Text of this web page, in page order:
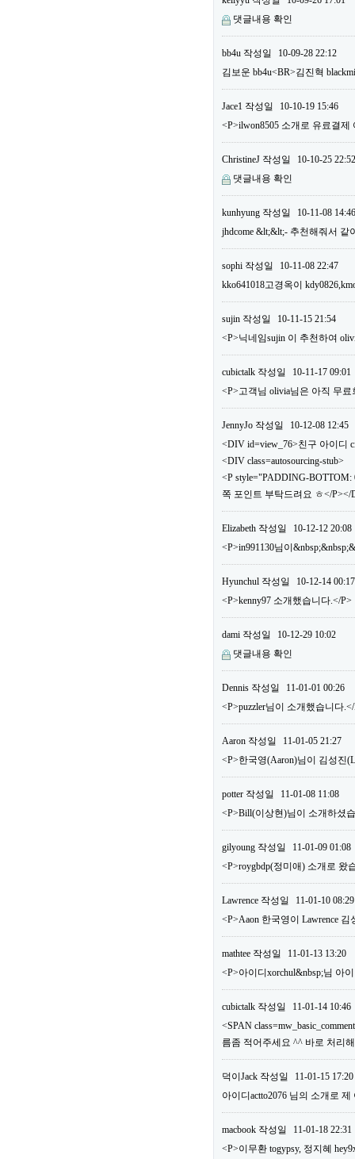
댓글내용 확인
bb4u 작성일
10-09-28 22:12
김보운 bb4u<BR>김진혁
Jace1 작성일
10-10-19 15:46
<P>ilwon8505 소개로 유료결
ChristineJ 작성일
10-10-25 22:52
댓글내용 확인
kunhyung 작성일
10-11-08 14:46
jhdcome &lt;&lt;- 추천해줘서
sophi 작성일
10-11-08 22:47
kko641018고경옥이
sujin 작성일
10-11-15 21:54
<P>닉네임sujin 이 추천하여
cubictalk 작성일
10-11-17 09:01
<P>고객님 olivia님은 아직 무
JennyJo 작성일
10-12-08 12:45
<DIV id=view_76>친구 아이디
<DIV class=autosourcing-stub>
<P style="PADDING-
쪽 포인트 부탁드려요 ㅎ</
Elizabeth 작성일
10-12-12 20:08
<P>in991130님이
Hyunchul 작성일
10-12-14 00:17
<P>kenny97 소개했습니다.</P>
dami 작성일
10-12-29 10:02
댓글내용 확인
Dennis 작성일
11-01-01 00:26
<P>puzzler님이 소개했습니다
Aaron 작성일
11-01-05 21:27
<P>한국영(Aaron)님이 김성진
potter 작성일
11-01-08 11:08
<P>Bill(이상현)님이 소개하셨
gilyoung 작성일
11-01-09 01:08
<P>roygbdp(정미애) 소개로 왔
Lawrence 작성일
11-01-10 08:29
<P>Aaon 한국영이 Lawrence
mathtee 작성일
11-01-13 13:20
<P>아이디xorchul&nbsp;님 아
cubictalk 작성일
11-01-14 10:46
<SPAN
름좀 적어주세요 ^^ 바로 처리
덕이Jack 작성일
11-01-15 17:20
아이디actto2076 님의 소개로
macbook 작성일
11-01-18 22:31
<P>이무환 togypsy, 정지혜